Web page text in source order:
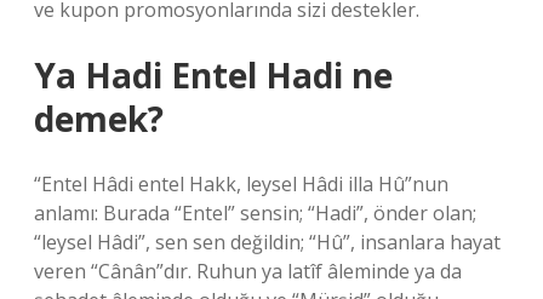
ve kupon promosyonlarında sizi destekler.
Ya Hadi Entel Hadi ne
demek?
“Entel Hâdi entel Hakk, leysel Hâdi illa Hû”nun
anlamı: Burada “Entel” sensin; “Hadi”, önder olan;
“leysel Hâdi”, sen sen değildin; “Hû”, insanlara hayat
veren “Cânân”dır. Ruhun ya latîf âleminde ya da